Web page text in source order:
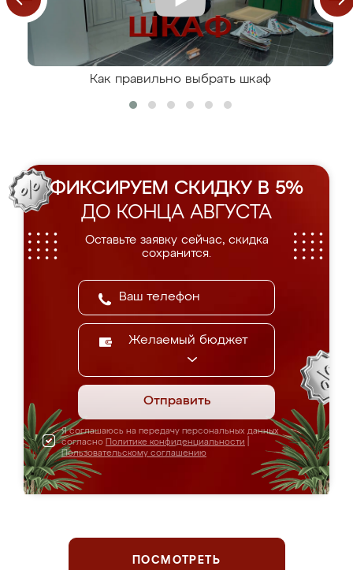
Как правильно выбрать шкаф
ФИКСИРУЕМ СКИДКУ В 5%
ДО КОНЦА АВГУСТА
Оставьте заявку сейчас, скидка
сохранится.
Желаемый бюджет
Отправить
Я соглашаюсь на передачу персональных данных
согласно Политике конфиденциальности
Пользовательскому соглашению
ПОСМОТРЕТЬ